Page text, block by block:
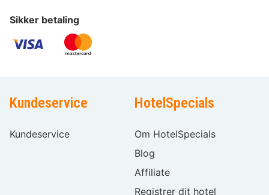
Sikker betaling
Kundeservice
Kundeservice
HotelSpecials
Om HotelSpecials
Blog
Affiliate
Registrer dit hotel